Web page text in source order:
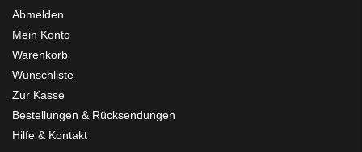
Abmelden
Mein Konto
Warenkorb
Wunschliste
Zur Kasse
Bestellungen & Rücksendungen
Hilfe & Kontakt